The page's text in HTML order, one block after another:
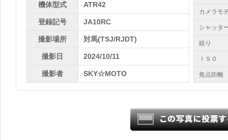
機体型式 ATR42
登録記号 JA10RC
撮影場所 対馬(TSJ/RJDT)
撮影日 2024/10/11
撮影者 SKY☆MOTO
カメラモ
シャッタ
絞り
ＩＳＯ
焦点距離